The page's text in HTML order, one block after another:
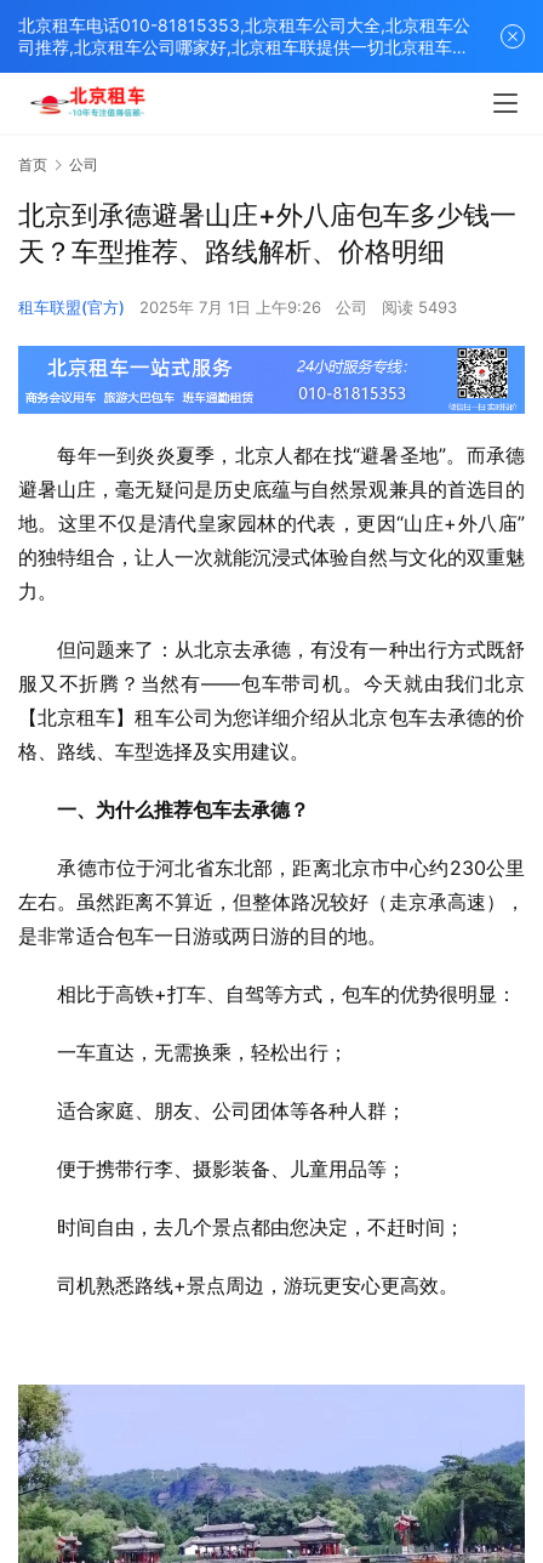
首页 公司
北京到承德避暑山庄+外八庙包车多少钱一
天？车型推荐、路线解析、价格明细
租车联盟(官方) 2025年 7月 1日 上午9:26 公司 阅读 5493
每年一到炎炎夏季，北京人都在找“避暑圣地”。而承德
避暑山庄，毫无疑问是历史底蕴与自然景观兼具的首选目的
地。这里不仅是清代皇家园林的代表，更因“山庄+外八庙”
的独特组合，让人一次就能沉浸式体验自然与文化的双重魅
力。
但问题来了：从北京去承德，有没有一种出行方式既舒
服又不折腾？当然有——包车带司机。今天就由我们北京
【北京租车】租车公司为您详细介绍从北京包车去承德的价
格、路线、车型选择及实用建议。
一、为什么推荐包车去承德？
承德市位于河北省东北部，距离北京市中心约230公里
左右。虽然距离不算近，但整体路况较好（走京承高速），
是非常适合包车一日游或两日游的目的地。
相比于高铁+打车、自驾等方式，包车的优势很明显：
一车直达，无需换乘，轻松出行；
适合家庭、朋友、公司团体等各种人群；
便于携带行李、摄影装备、儿童用品等；
时间自由，去几个景点都由您决定，不赶时间；
司机熟悉路线+景点周边，游玩更安心更高效。
北京租车电话010-81815353,北京租车公司大全,北京租车公
司推荐,北京租车公司哪家好,北京租车联提供一切北京租车解
决方案,打造北京优质的租车平台！